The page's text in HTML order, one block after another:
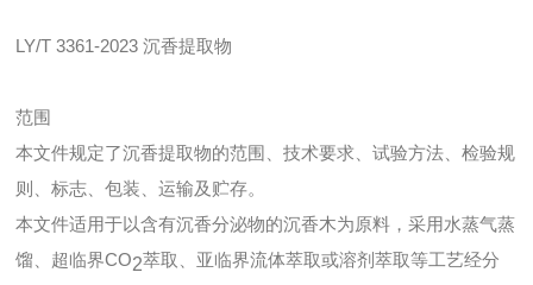
LY/T 3361-2023 沉香提取物
范围
本文件规定了沉香提取物的范围、技术要求、试验方法、检验规
则、标志、包装、运输及贮存。
本文件适用于以含有沉香分泌物的沉香木为原料，采用水蒸气蒸
馏、超临界CO2萃取、亚临界流体萃取或溶剂萃取等工艺经分